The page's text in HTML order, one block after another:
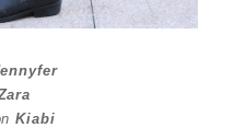
Kiabi